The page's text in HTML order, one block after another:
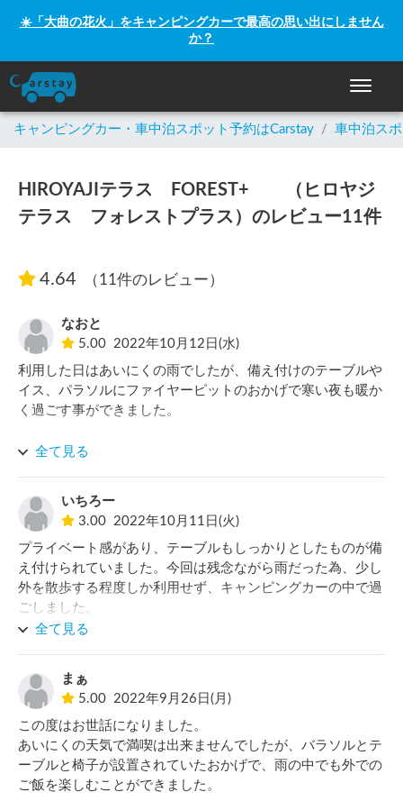
☀️「大曲の花火」をキャンピングカーで最高の思い出にしません
か？
ナビゲ
キャンピングカー・車中泊スポット予約はCarstay / 車中泊ス
HIROYAJIテラス FOREST+ （ヒロヤジ
テラス フォレストプラス）のレビュー11件
4.64 （11件のレビュー）
なおと
5.00 2022年10月12日(水)
利用した日はあいにくの雨でしたが、備え付けのテーブルや
イス、パラソルにファイヤーピットのおかげで寒い夜も暖か
く過ごす事ができました。
薪というか木材も無料で使わせて頂けるので、とてもありが
オーナーさんも親切丁寧にメッセージを下さり、気持ちよく
利用させてもらいました。
他の方のレビューにもありましたが、駐車場が水平では無い
ので、無料で使える角材をタイヤの下にかませて水平を出せ
ば快適な車中泊ができると思います。
近々またリピート利用したいと思います。
全て見る
いちろー
3.00 2022年10月11日(火)
プライベート感があり、テーブルもしっかりとしたものが備
え付けられていました。今回は残念ながら雨だった為、少し
外を散歩する程度しか利用せず、キャンピングカーの中で過
ごしました。
また、他の方のレビュー同様、トイレがないのが辛かったで
が有難かったです。
全て見る
まぁ
5.00 2022年9月26日(月)
この度はお世話になりました。
あいにくの天気で満喫は出来ませんでしたが、バラソルとテ
ーブルと椅子が設置されていたおかげで、雨の中でも外での
ご飯を楽しむことができました。